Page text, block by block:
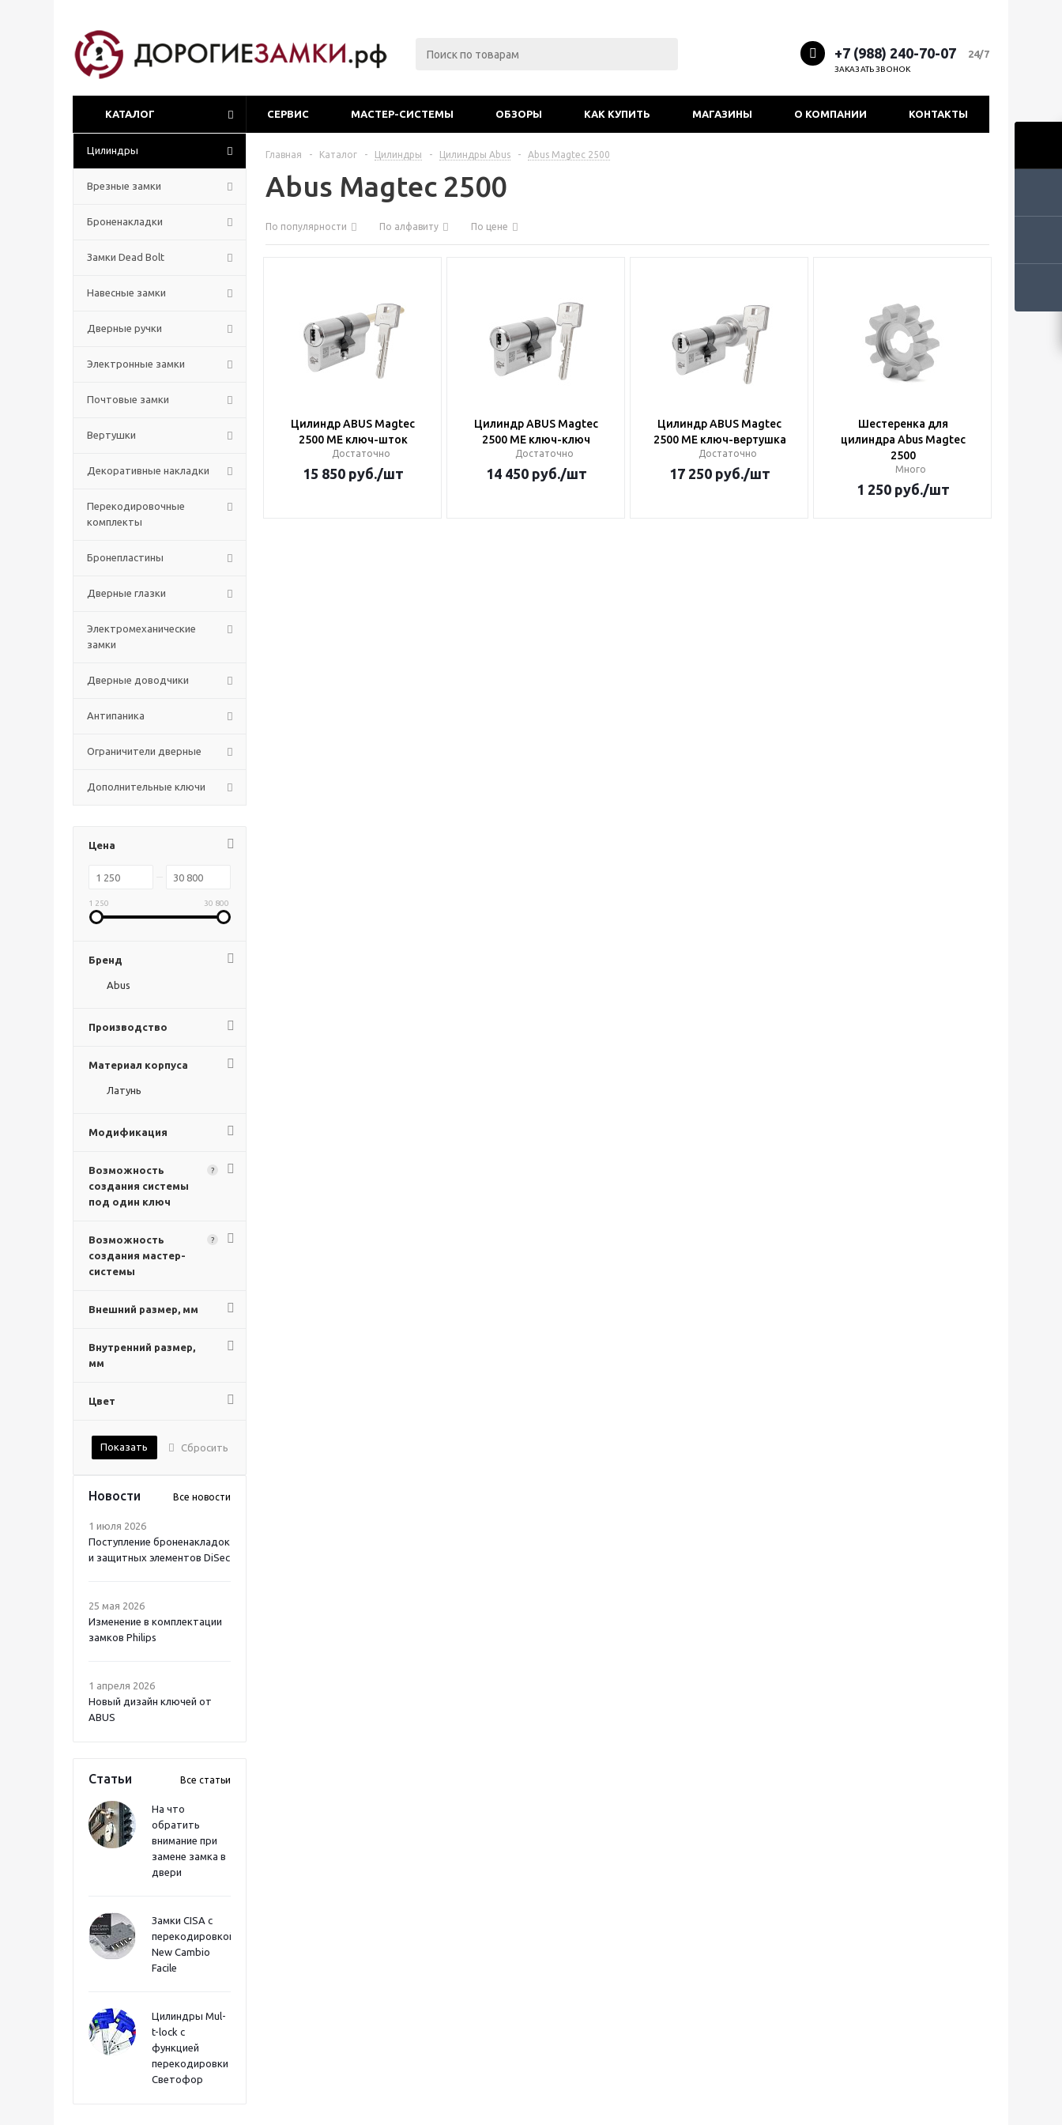
+7 (988) 240-70-07 24/7
ЗАКАЗАТЬ ЗВОНОК
КАТАЛОГ СЕРВИС МАСТЕР-СИСТЕМЫ ОБЗОРЫ КАК КУПИТЬ МАГАЗИНЫ О КОМПАНИИ КОНТАКТЫ
Цилиндры
Врезные замки
Броненакладки
Замки Dead Bolt
Навесные замки
Дверные ручки
Электронные замки
Почтовые замки
Вертушки
Декоративные накладки
Перекодировочные
комплекты
Бронепластины
Дверные глазки
Электромеханические
замки
Дверные доводчики
Антипаника
Ограничители дверные
Дополнительные ключи
Цена
1 250 30 800
Бренд
Abus
Производство
Материал корпуса
Латунь
Модификация
Возможность
создания системы
под один ключ
?
Возможность
создания мастер-
системы
?
Внешний размер, мм
Внутренний размер,
мм
Цвет
Показать Сбросить
Новости Все новости
1 июля 2026
Поступление броненакладок
и защитных элементов DiSec
25 мая 2026
Изменение в комплектации
замков Philips
1 апреля 2026
Новый дизайн ключей от
ABUS
Статьи Все статьи
На что
обратить
внимание при
замене замка в
двери
Замки CISA с
перекодировкой
New Cambio
Facile
Цилиндры Mul-
t-lock с
функцией
перекодировки
Светофор
Главная - Каталог - Цилиндры - Цилиндры Abus - Abus Magtec 2500
Abus Magtec 2500
По популярности По алфавиту По цене
Цилиндр ABUS Magtec
2500 ME ключ-шток
Достаточно
15 850руб./шт
Цилиндр ABUS Magtec
2500 ME ключ-ключ
Достаточно
14 450руб./шт
Цилиндр ABUS Magtec
2500 ME ключ-вертушка
Достаточно
17 250руб./шт
Шестеренка для
цилиндра Abus Magtec
2500
Много
1 250руб./шт